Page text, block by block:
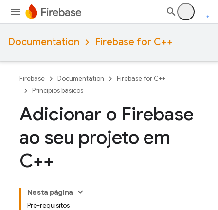
Documentation Firebase for C++
Firebase Documentation
Firebase for C++
Princípios básicos
Adicionar o Firebase
ao seu projeto em
C++
Nesta página
Pré-requisitos